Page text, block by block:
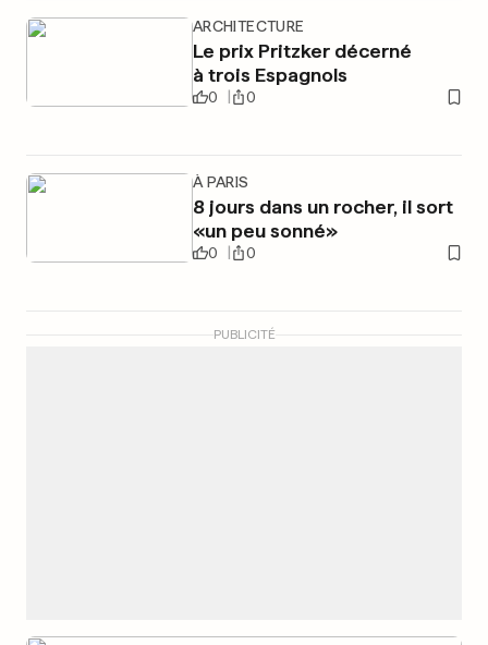
ARCHITECTURE
Le prix Pritzker décerné
à trois Espagnols
0 0
À PARIS
8 jours dans un rocher, il sort
«un peu sonné»
0 0
PUBLICITÉ